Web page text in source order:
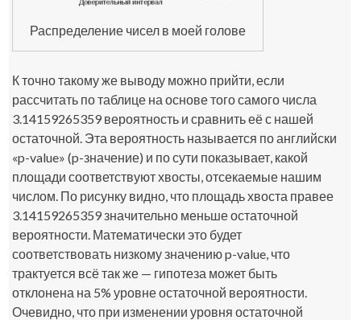
Распределение чисел в моей голове
К точно такому же выводу можно прийти, если
рассчитать по таблице на основе того самого числа
3.14159265359 вероятность и сравнить её с нашей
остаточной. Эта вероятность называется по английски
«p-value» (p-значение) и по сути показывает, какой
площади соответствуют хвосты, отсекаемые нашим
числом. По рисунку видно, что площадь хвоста правее
3.14159265359 значительно меньше остаточной
вероятности. Математически это будет
соответствовать низкому значению p-value, что
трактуется всё так же — гипотеза может быть
отклонена на 5% уровне остаточной вероятности.
Очевидно, что при изменении уровня остаточной